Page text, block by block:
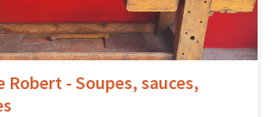
Robert - Soupes, sauces,